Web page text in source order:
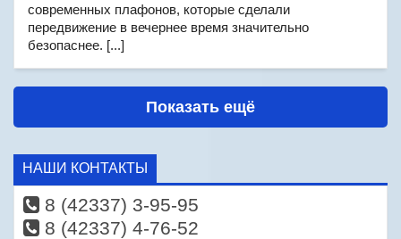
современных плафонов, которые сделали
передвижение в вечернее время значительно
безопаснее. [...]
Показать ещё
НАШИ КОНТАКТЫ
8 (42337) 3-95-95
8 (42337) 4-76-52